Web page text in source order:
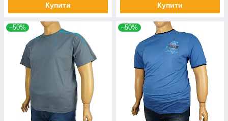
Купити Купити
–50% –50%